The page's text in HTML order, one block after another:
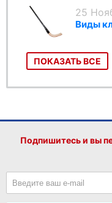
25
Виды
ПОКАЗАТЬ ВСЕ
Подпишитесь и вы